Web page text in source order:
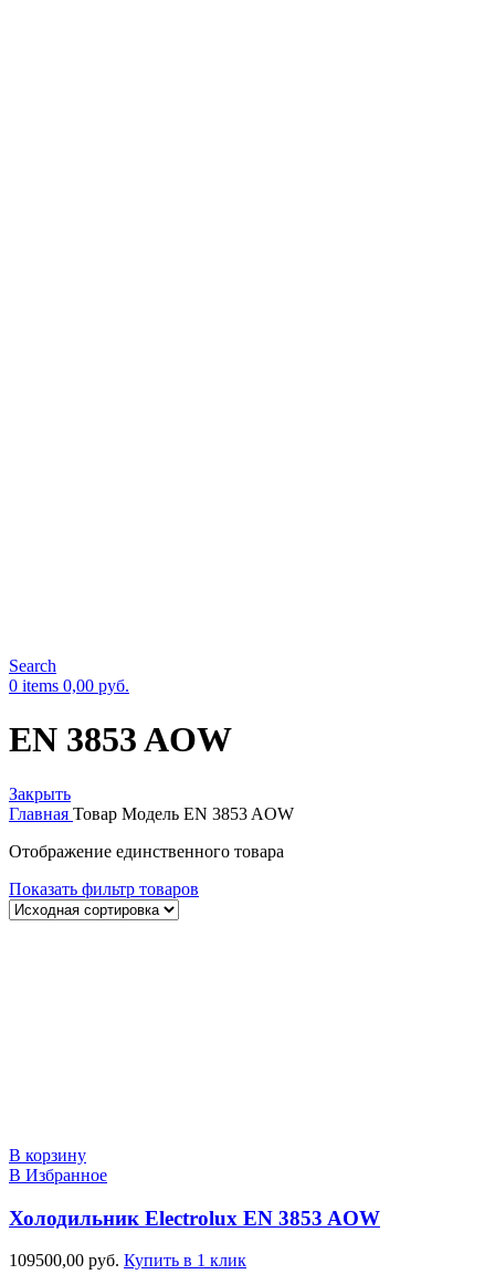
Search
0 items 0,00 руб.
EN 3853 AOW
Закрыть
Главная Товар Модель EN 3853 AOW
Отображение единственного товара
Показать фильтр товаров
В корзину
В Избранное
Холодильник Electrolux EN 3853 AOW
109500,00 руб. Купить в 1 клик